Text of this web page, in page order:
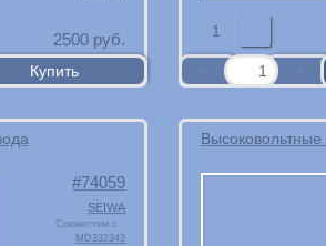
2500 руб. 1
74059
SEIWA
Совместим с
MD332343
Высоковольтные